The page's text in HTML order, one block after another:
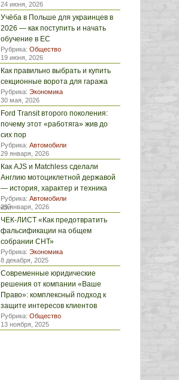
24 июня, 2026
Учёба в Польше для украинцев в
2026 — как поступить и начать
обучение в ЕС
Рубрика: Общество
19 июня, 2026
Как правильно выбрать и купить
секционные ворота для гаража
Рубрика: Экономика
30 мая, 2026
Ford Transit второго поколения:
почему этот «работяга» жив до
сих пор
Рубрика: Автомобили
29 января, 2026
Как AJS и Matchless сделали
Англию мотоциклетной державой
— история, характер и техника
Рубрика: Автомобили
29 января, 2026
ЧЕК-ЛИСТ «Как предотвратить
фальсификации на общем
собрании СНТ»
Рубрика: Экономика
8 декабря, 2025
Современные юридические
решения от компании «Ваше
Право»: комплексный подход к
защите интересов клиентов
Рубрика: Общество
13 ноября, 2025